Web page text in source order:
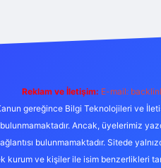
Reklam ve İletişim: E-mail:
gereğince Bilgi Teknolojileri ve
Ancak, üyelerimiz
bulunmamaktadır. Sitede
kurum ve kişiler ile isim benzerlikleri